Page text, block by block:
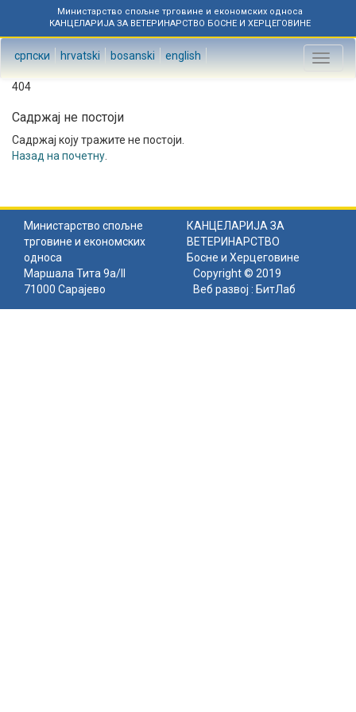
Министарство спољне трговине и економских односа
КАНЦЕЛАРИЈА ЗА ВЕТЕРИНАРСТВО БОСНЕ И ХЕРЦЕГОВИНЕ
српски hrvatski bosanski english
Toggle
404
Садржај не постоји
Садржај коју тражите не постоји.
Назад на почетну
Министарство спољне
трговине и економских
односа
КАНЦЕЛАРИЈА ЗА
ВЕТЕРИНАРСТВО
Босне и Херцеговине
Маршала Тита 9а/II
71000 Сарајево
Copyright © 2019
Веб развој : БитЛаб